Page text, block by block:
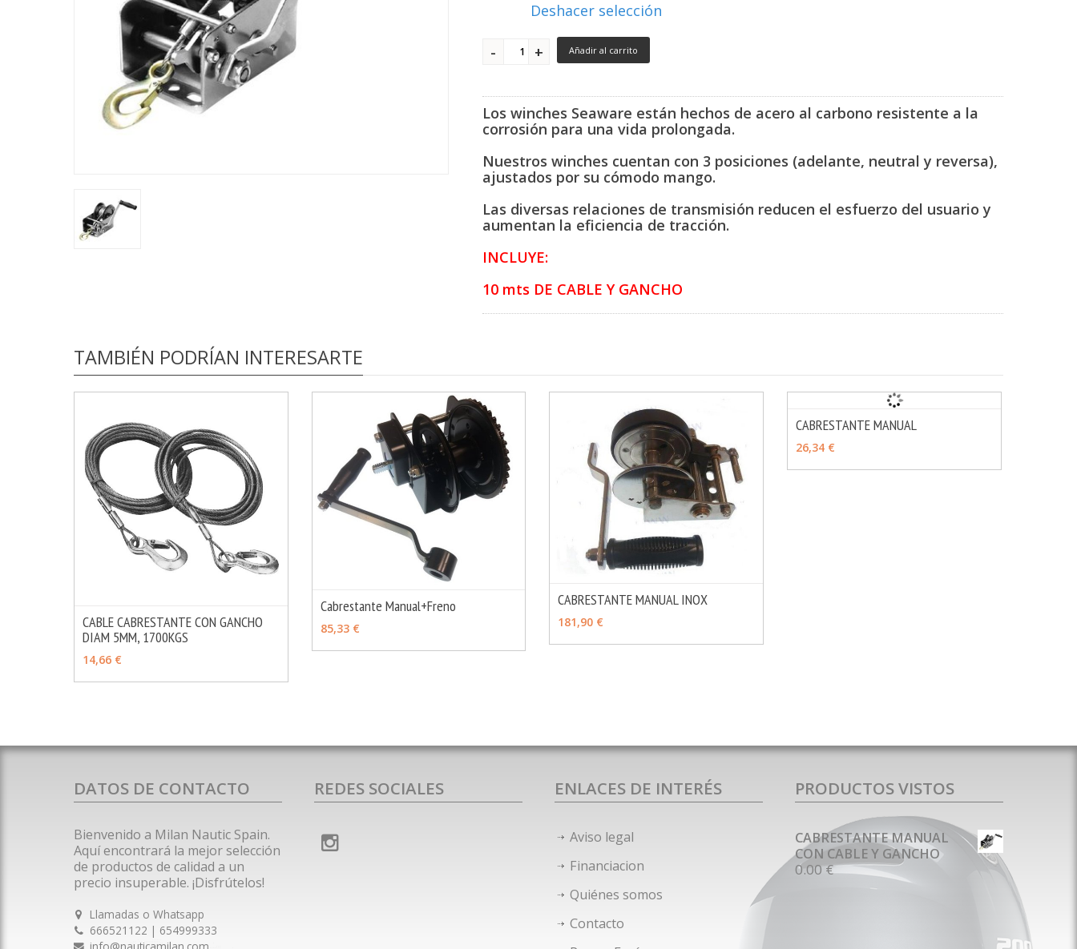
Deshacer selección
Añadir al carrito
Los winches Seaware están hechos de acero al carbono resistente a la
corrosión para una vida prolongada.
Nuestros winches cuentan con 3 posiciones (adelante, neutral y reversa),
ajustados por su cómodo mango.
Las diversas relaciones de transmisión reducen el esfuerzo del usuario y
aumentan la eficiencia de tracción.
INCLUYE:
10 mts DE CABLE Y GANCHO
TAMBIÉN PODRÍAN INTERESARTE
VER OPCIONES
CABLE CABRESTANTE CON GANCHO
DIAM 5MM, 1700KGS
14,66 €
Cabrestante Manual+Freno
85,33 €
CABRESTANTE MANUAL INOX
181,90 €
CABRESTANTE MANUAL
26,34 €
DATOS DE CONTACTO
Bienvenido a Milan Nautic Spain.
Aquí encontrará la mejor selección
de productos de calidad a un
precio insuperable. ¡Disfrútelos!
Llamadas o Whatsapp
666521122 | 654999333
REDES SOCIALES ENLACES DE INTERÉS
Aviso legal
Financiacion
Quiénes somos
Contacto
PRODUCTOS VISTOS
CABRESTANTE MANUAL
CON CABLE Y GANCHO
0.00 €